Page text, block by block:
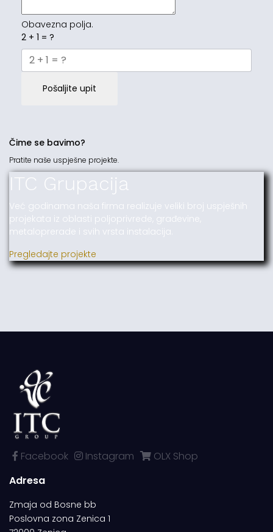
Obavezna polja.
2 + 1 = ?
Pošaljite upit
Čime se bavimo?
Pratite naše uspješne projekte.
ITC Grupacija
Već godinama naša firma realizuje veliki broj uspješnih
projekata iz oblasti poljoprivrede, građevine,
metaloprerade i svih vrsta instalacija.
Pregledajte projekte
Facebook Instagram
OLX Shop
Adresa
Zmaja od Bosne bb
Poslovna zona Zenica 1